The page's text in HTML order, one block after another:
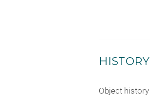
HISTORY
Object history